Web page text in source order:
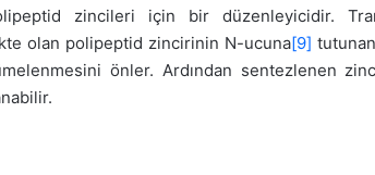
zincileri için bir düzenleyicidir.
olan polipeptid zincirinin N-ucuna[9]
önler. Ardından sentezlenen